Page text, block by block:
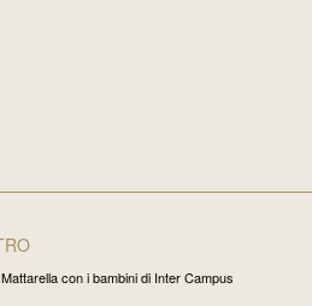
con i bambini di Inter Campus